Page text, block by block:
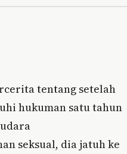
tentang setelah
hukuman satu tahun
seksual, dia jatuh ke